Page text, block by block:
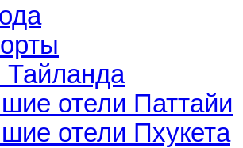
Тайланда
отели Паттайи
отели Пхукета